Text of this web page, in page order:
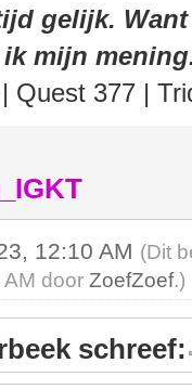
gelijk.
ik mijn
Quest 377 |
12:10 AM (Dit
AM doorZoefZoef.)
schreef: